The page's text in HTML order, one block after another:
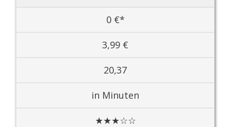
0 €*
3,99 €
20,37
in Minuten
★★★☆☆